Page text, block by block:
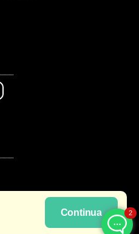
Continua 2